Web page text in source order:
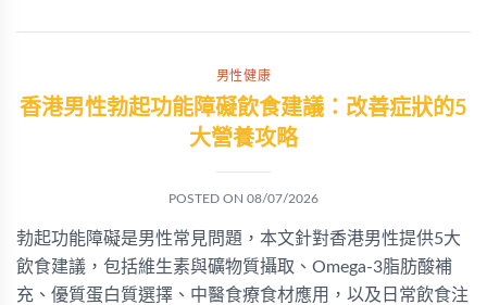
男性健康
香港男性勃起功能障礙飲食建議：改善症狀的5
大營養攻略
POSTED ON 08/07/2026
勃起功能障礙是男性常見問題，本文針對香港男性提供5大
飲食建議，包括維生素與礦物質攝取、Omega-3脂肪酸補
充、優質蛋白質選擇、中醫食療食材應用，以及日常飲食注